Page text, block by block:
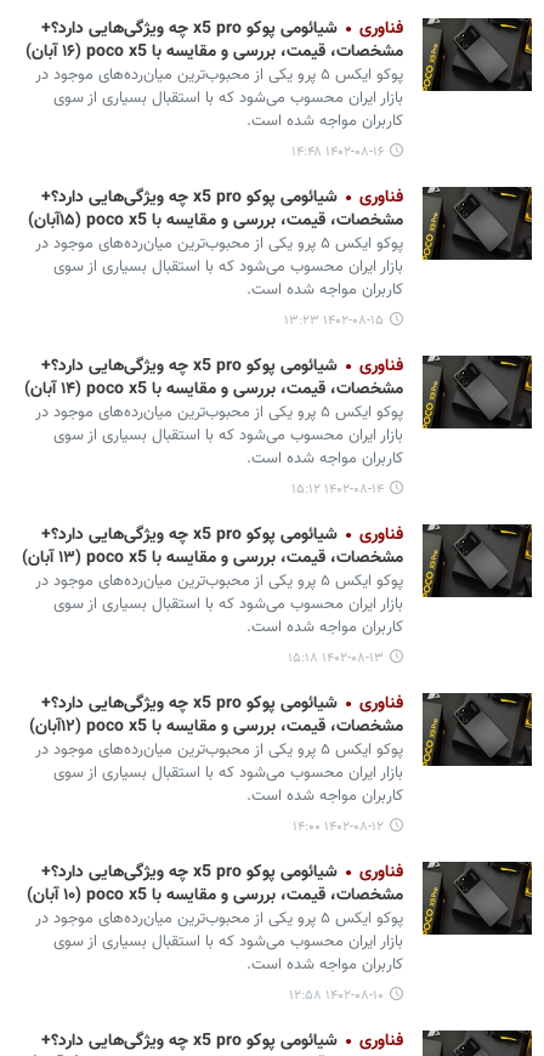
فناوری
شیائومی پوکو x5 pro چه ویژگی‌هایی دارد؟+
مشخصات، قیمت، بررسی و مقایسه با poco x5 (۱۶ آبان)
پوکو ایکس ۵ پرو یکی از محبوب‌ترین میان‌رده‌های موجود در
بازار ایران محسوب می‌شود که با استقبال بسیاری از سوی
کاربران مواجه شده است.
۱۴۰۲-۰۸-۱۶ ۱۴:۴۸
فناوری
شیائومی پوکو x5 pro چه ویژگی‌هایی دارد؟+
مشخصات، قیمت، بررسی و مقایسه با poco x5 (۱۵آبان)
پوکو ایکس ۵ پرو یکی از محبوب‌ترین میان‌رده‌های موجود در
بازار ایران محسوب می‌شود که با استقبال بسیاری از سوی
کاربران مواجه شده است.
۱۴۰۲-۰۸-۱۵ ۱۳:۲۳
فناوری
شیائومی پوکو x5 pro چه ویژگی‌هایی دارد؟+
مشخصات، قیمت، بررسی و مقایسه با poco x5 (۱۴ آبان)
پوکو ایکس ۵ پرو یکی از محبوب‌ترین میان‌رده‌های موجود در
بازار ایران محسوب می‌شود که با استقبال بسیاری از سوی
کاربران مواجه شده است.
۱۴۰۲-۰۸-۱۴ ۱۵:۱۲
فناوری
شیائومی پوکو x5 pro چه ویژگی‌هایی دارد؟+
مشخصات، قیمت، بررسی و مقایسه با poco x5 (۱۳ آبان)
پوکو ایکس ۵ پرو یکی از محبوب‌ترین میان‌رده‌های موجود در
بازار ایران محسوب می‌شود که با استقبال بسیاری از سوی
کاربران مواجه شده است.
۱۴۰۲-۰۸-۱۳ ۱۵:۱۸
فناوری
شیائومی پوکو x5 pro چه ویژگی‌هایی دارد؟+
مشخصات، قیمت، بررسی و مقایسه با poco x5 (۱۲آبان)
پوکو ایکس ۵ پرو یکی از محبوب‌ترین میان‌رده‌های موجود در
بازار ایران محسوب می‌شود که با استقبال بسیاری از سوی
کاربران مواجه شده است.
۱۴۰۲-۰۸-۱۲ ۱۴:۰۰
فناوری
شیائومی پوکو x5 pro چه ویژگی‌هایی دارد؟+
مشخصات، قیمت، بررسی و مقایسه با poco x5 (۱۰ آبان)
پوکو ایکس ۵ پرو یکی از محبوب‌ترین میان‌رده‌های موجود در
بازار ایران محسوب می‌شود که با استقبال بسیاری از سوی
کاربران مواجه شده است.
۱۴۰۲-۰۸-۱۰ ۱۲:۵۸
فناوری
شیائومی پوکو x5 pro چه ویژگی‌هایی دارد؟+